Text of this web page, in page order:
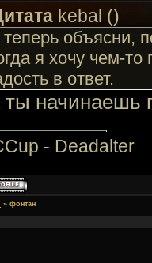
kebal ()
объясни,
я хочу чем-
в ответ.
начинаешь
- Deadalter
» фонтан